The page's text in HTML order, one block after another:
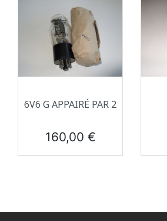
6V6 G APPAIRÉ PAR 2
Prix
160,00 €